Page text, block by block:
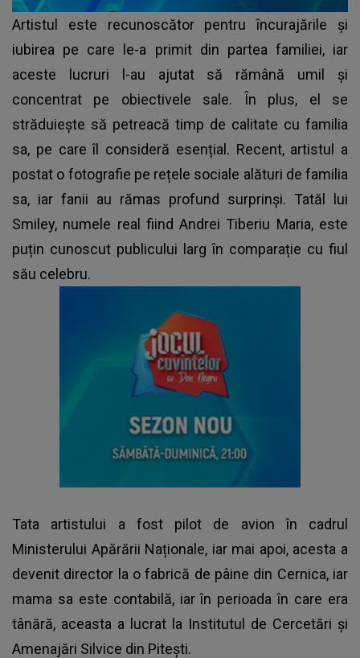
Artistul este recunoscător pentru încurajările și
iubirea pe care le-a primit din partea familiei, iar
aceste lucruri l-au ajutat să rămână umil și
concentrat pe obiectivele sale. În plus, el se
străduiește să petreacă timp de calitate cu familia
sa, pe care îl consideră esențial. Recent, artistul a
postat o fotografie pe rețele sociale alături de familia
sa, iar fanii au rămas profund surprinși. Tatăl lui
Smiley, numele real fiind Andrei Tiberiu Maria, este
puțin cunoscut publicului larg în comparație cu fiul
său celebru.
Tata artistului a fost pilot de avion în cadrul
Ministerului Apărării Naționale, iar mai apoi, acesta a
devenit director la o fabrică de pâine din Cernica, iar
mama sa este contabilă, iar în perioada în care era
tânără, aceasta a lucrat la Institutul de Cercetări și
Amenajări Silvice din Pitești.